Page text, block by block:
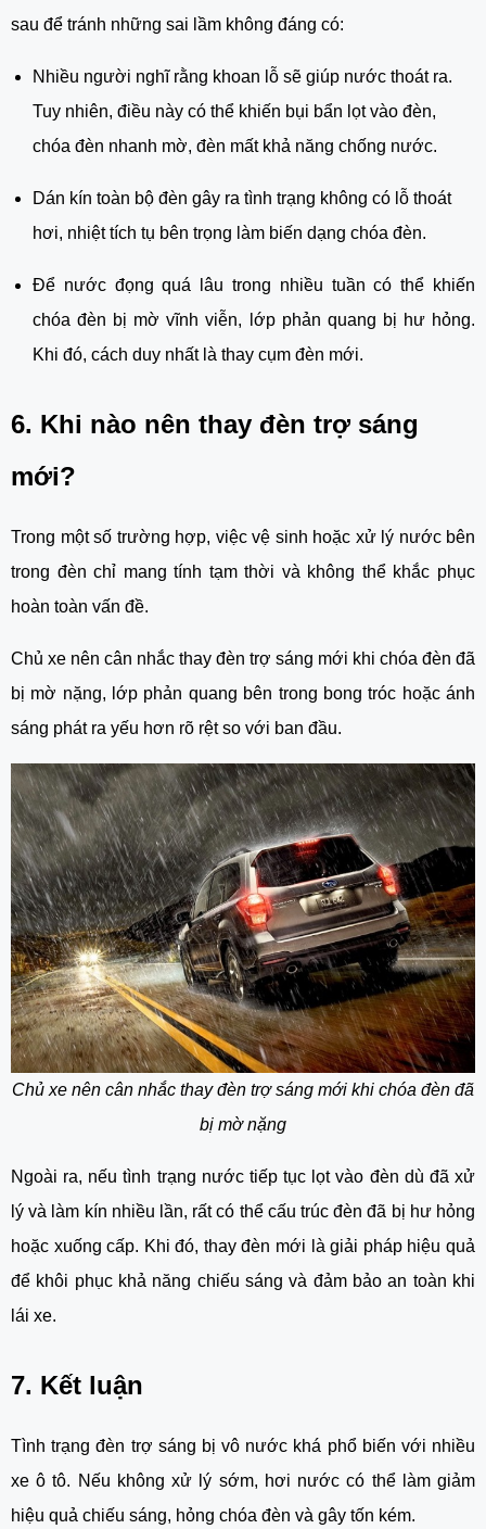
sau để tránh những sai lầm không đáng có:
Nhiều người nghĩ rằng khoan lỗ sẽ giúp nước thoát ra.
Tuy nhiên, điều này có thể khiến bụi bẩn lọt vào đèn,
chóa đèn nhanh mờ, đèn mất khả năng chống nước.
Dán kín toàn bộ đèn gây ra tình trạng không có lỗ thoát
hơi, nhiệt tích tụ bên trọng làm biến dạng chóa đèn.
Để nước đọng quá lâu trong nhiều tuần có thể khiến
chóa đèn bị mờ vĩnh viễn, lớp phản quang bị hư hỏng.
Khi đó, cách duy nhất là thay cụm đèn mới.
6. Khi nào nên thay đèn trợ sáng
mới?
Trong một số trường hợp, việc vệ sinh hoặc xử lý nước bên
trong đèn chỉ mang tính tạm thời và không thể khắc phục
hoàn toàn vấn đề.
Chủ xe nên cân nhắc thay đèn trợ sáng mới khi chóa đèn đã
bị mờ nặng, lớp phản quang bên trong bong tróc hoặc ánh
sáng phát ra yếu hơn rõ rệt so với ban đầu.
Chủ xe nên cân nhắc thay đèn trợ sáng mới khi chóa đèn đã
bị mờ nặng
Ngoài ra, nếu tình trạng nước tiếp tục lọt vào đèn dù đã xử
lý và làm kín nhiều lần, rất có thể cấu trúc đèn đã bị hư hỏng
hoặc xuống cấp. Khi đó, thay đèn mới là giải pháp hiệu quả
để khôi phục khả năng chiếu sáng và đảm bảo an toàn khi
lái xe.
7. Kết luận
Tình trạng đèn trợ sáng bị vô nước khá phổ biến với nhiều
xe ô tô. Nếu không xử lý sớm, hơi nước có thể làm giảm
hiệu quả chiếu sáng, hỏng chóa đèn và gây tốn kém.